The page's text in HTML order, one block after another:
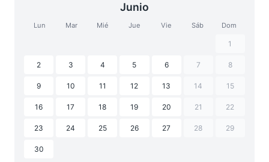
Junio
Lun Mar Mié Jue Vie Sáb Dom
1
2 3 4 5 6 7 8
9 10 11 12 13 14 15
16 17 18 19 20 21 22
23 24 25 26 27 28 29
30